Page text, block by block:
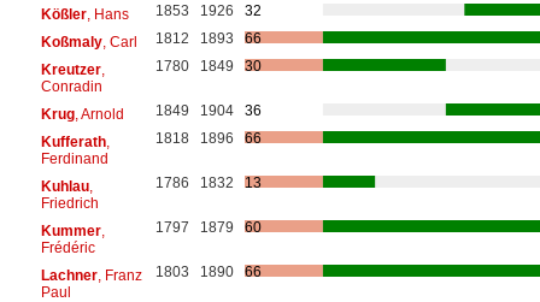
Kößler, Hans 1853 1926
32
Koßmaly, Carl 1812 1893
66
Kreutzer,
Conradin
1780 1849 30
Krug, Arnold 1849 1904
36
Kufferath,
Ferdinand
1818 1896 66
Kuhlau,
Friedrich
1786 1832 13
Kummer,
Frédéric
1797 1879 60
Lachner, Franz
Paul
1803 1890 66